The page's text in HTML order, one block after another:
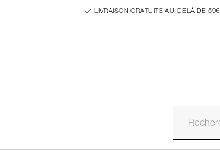
LIVRAISON GRATUITE AU-DELÀ DE 59€